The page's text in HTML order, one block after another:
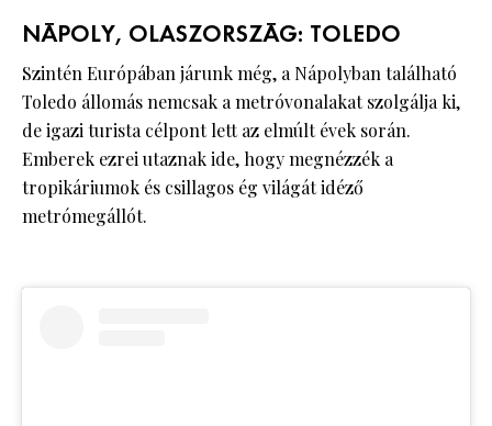
NÁPOLY, OLASZORSZÁG: TOLEDO
Szintén Európában járunk még, a Nápolyban található
Toledo állomás nemcsak a metróvonalakat szolgálja ki,
de igazi turista célpont lett az elmúlt évek során.
Emberek ezrei utaznak ide, hogy megnézzék a
tropikáriumok és csillagos ég világát idéző
metrómegállót.